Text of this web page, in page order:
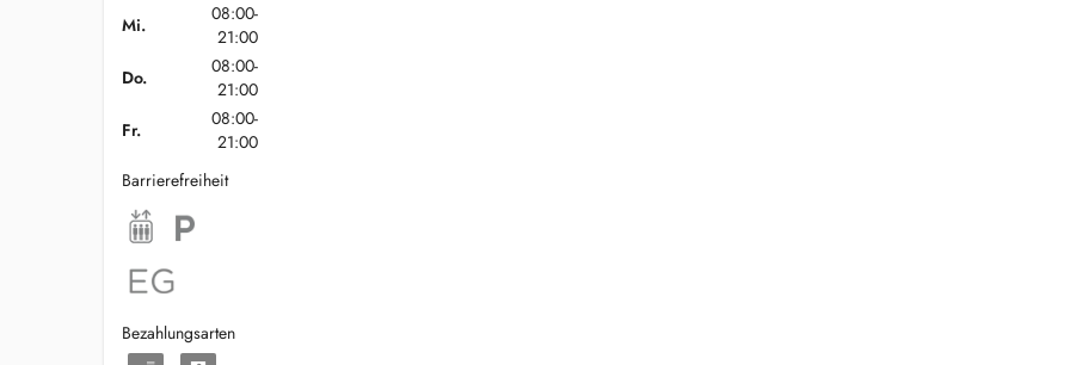
Mi.
08:00-
21:00
Do.
08:00-
21:00
Fr.
08:00-
21:00
Barrierefreiheit
Bezahlungsarten